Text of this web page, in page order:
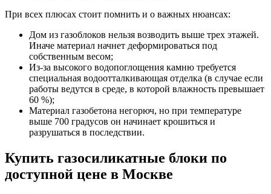
При всех плюсах стоит помнить и о важных нюансах:
Дом из газоблоков нельзя возводить выше трех этажей.
Иначе материал начнет деформироваться под
собственным весом;
Из-за высокого водопоглощения камню требуется
специальная водоотталкивающая отделка (в случае если
работы ведутся в среде, в которой влажность превышает
60 %);
Материал газобетона негорюч, но при температуре
выше 700 градусов он начинает крошиться и
разрушаться в последствии.
Купить газосиликатные блоки по
доступной цене в Москве